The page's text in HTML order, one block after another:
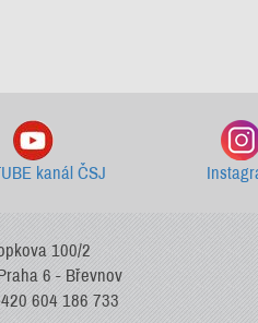
kanál ČSJ
100/2
6 - Břevnov
604 186 733